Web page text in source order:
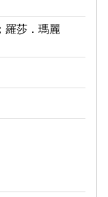
莎．瑪麗